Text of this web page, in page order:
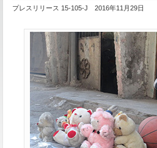
プレスリリース 15-105-J 2016年11月29日